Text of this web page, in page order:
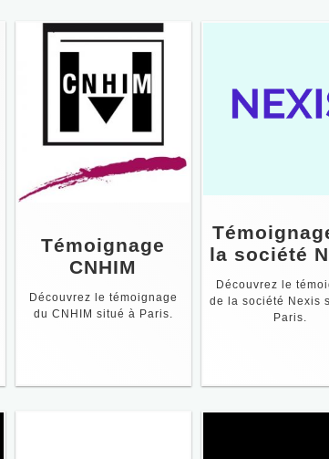
Témoignage
CNHIM
Découvrez le témoignage
du CNHIM situé à Paris.
la société
Découvrez le
de la société Nexis
Paris.